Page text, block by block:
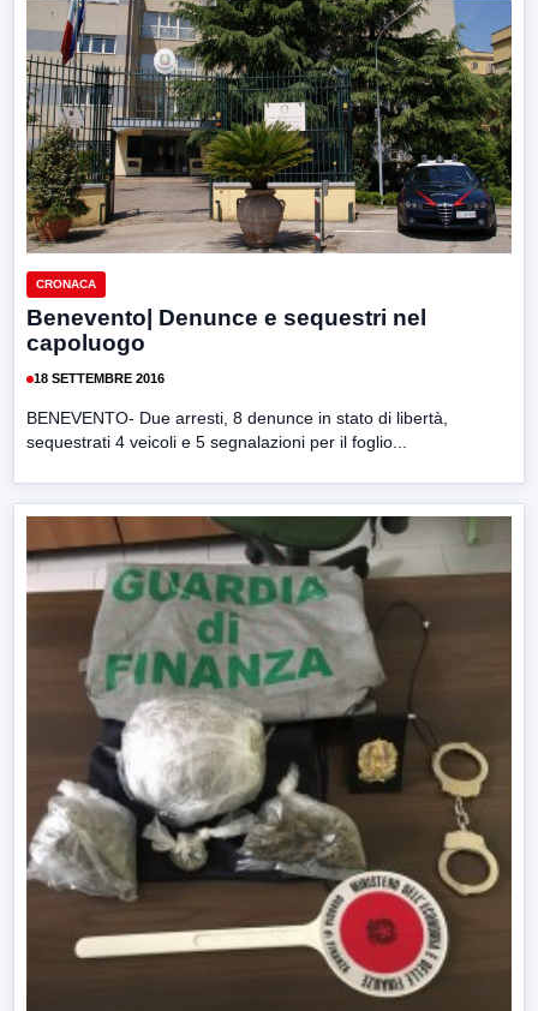
CRONACA
Benevento| Denunce e sequestri nel
capoluogo
18 SETTEMBRE 2016
BENEVENTO- Due arresti, 8 denunce in stato di libertà,
sequestrati 4 veicoli e 5 segnalazioni per il foglio...